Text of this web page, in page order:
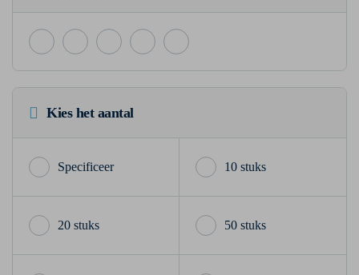
Kies het aantal
10 stuks
20 stuks 50 stuks